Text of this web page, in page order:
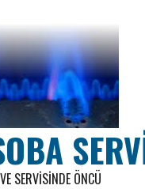
SERVISINDE ÖNCÜ